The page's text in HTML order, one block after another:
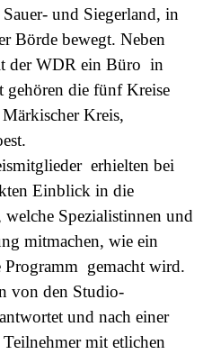
und Siegerland, in
Börde bewegt. Neben
der WDR ein Büro in
gehören die fünf Kreise
Kreis,
erhielten bei
Einblick in die
Spezialistinnen und
mitmachen, wie ein
gemacht wird.
von den Studio-
und nach einer
mit etlichen